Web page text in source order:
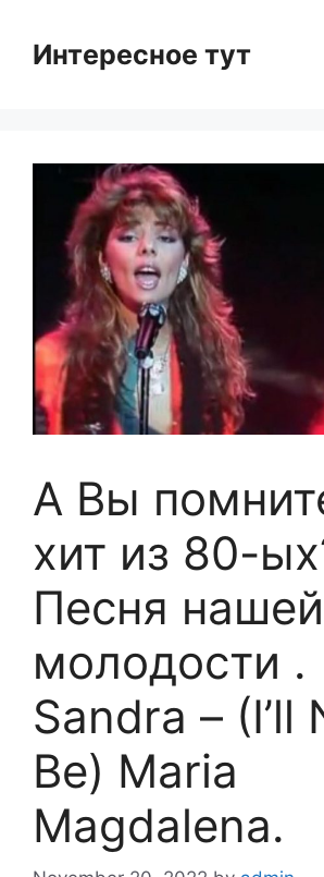
contentИнтересное тут
А Вы
хит из 80-
Песня нашей
молодости .
Sandra – (I’ll
Be) Maria
Magdalena.